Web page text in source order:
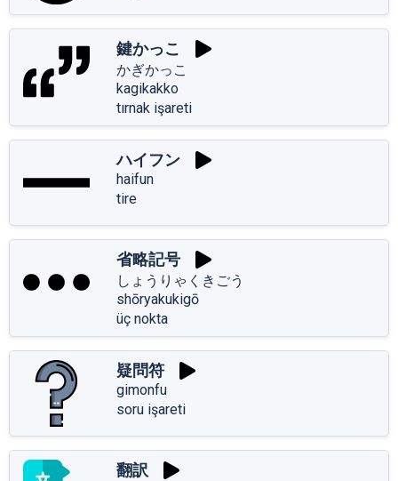
鍵かっこ
かぎかっこ
kagikakko
tırnak işareti
ハイフン
haifun
tire
省略記号
しょうりゃくきごう
shōryakukigō
üç nokta
疑問符
gimonfu
soru işareti
翻訳